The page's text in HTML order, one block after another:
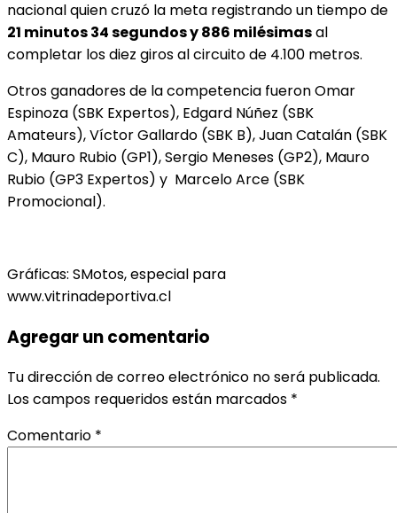
nacional quien cruzó la meta registrando un tiempo de
21 minutos 34 segundos y 886 milésimasal
completar los diez giros al circuito de 4.100 metros.
Otros ganadores de la competencia fueron Omar
Espinoza (SBK Expertos), Edgard Núñez (SBK
Amateurs), Víctor Gallardo (SBK B), Juan Catalán (SBK
C), Mauro Rubio (GP1), Sergio Meneses (GP2), Mauro
Rubio (GP3 Expertos) y Marcelo Arce (SBK
Promocional).
Gráficas: SMotos, especial para
www.vitrinadeportiva.cl
Agregar un comentario
Tu dirección de correo electrónico no será publicada.
Los campos requeridos están marcados *
Comentario *